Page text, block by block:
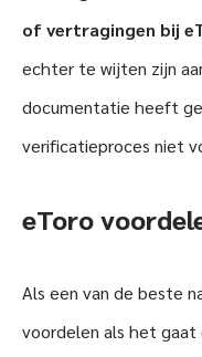
of vertragingen bij
echter te wijten zijn
documentatie heeft
verificatieproces niet
eToro v
Als een van de beste
voordelen als het gaat